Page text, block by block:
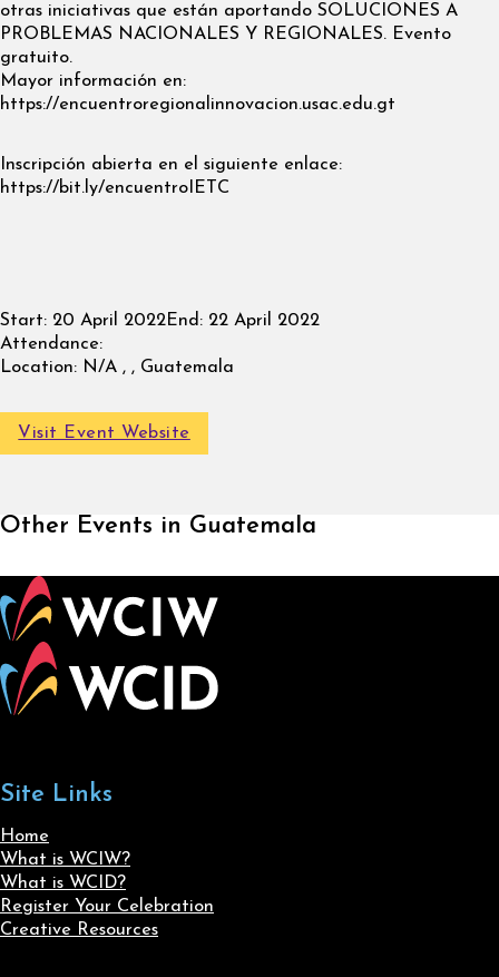
otras iniciativas que están aportando SOLUCIONES A
PROBLEMAS NACIONALES Y REGIONALES. Evento
gratuito.
Mayor información en:
https://encuentroregionalinnovacion.usac.edu.gt
Inscripción abierta en el siguiente enlace:
https://bit.ly/encuentroIETC
Start: 20 April 2022End: 22 April 2022
Attendance:
Location: N/A , , Guatemala
Visit Event Website
Other Events in Guatemala
Site Links
Home
What is WCIW?
What is WCID?
Register Your Celebration
Creative Resources